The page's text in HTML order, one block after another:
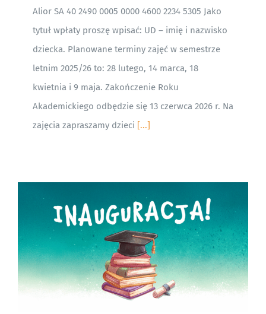
Alior SA 40 2490 0005 0000 4600 2234 5305 Jako
tytuł wpłaty proszę wpisać: UD – imię i nazwisko
dziecka. Planowane terminy zajęć w semestrze
letnim 2025/26 to: 28 lutego, 14 marca, 18
kwietnia i 9 maja. Zakończenie Roku
Akademickiego odbędzie się 13 czerwca 2026 r. Na
zajęcia zapraszamy dzieci [...]